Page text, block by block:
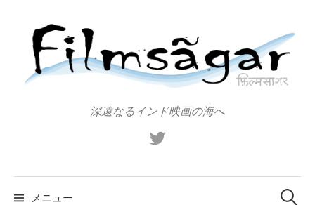
プ
深遠なるインド映画の海へ
メニュー
検
索: